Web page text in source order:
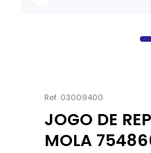
Ref. 03009400
JOGO DE
MOLA